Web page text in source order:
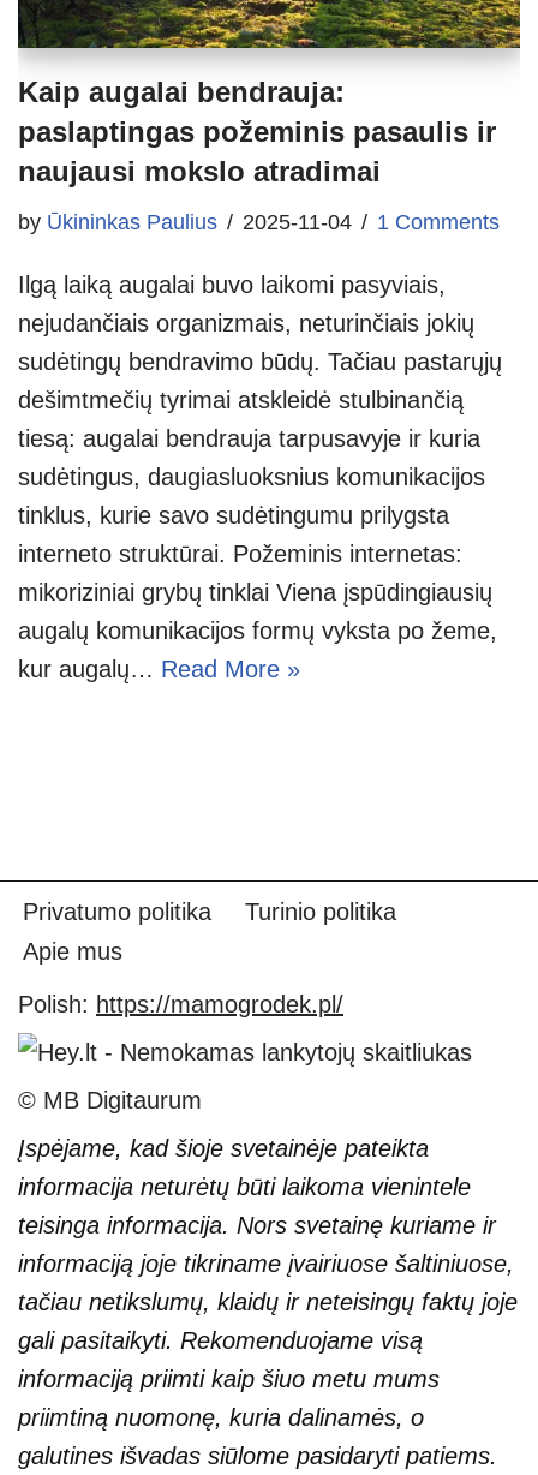
Kaip augalai bendrauja:
paslaptingas požeminis pasaulis ir
naujausi mokslo atradimai
by Ūkininkas Paulius 2025-11-04 1 Comments
Ilgą laiką augalai buvo laikomi pasyviais,
nejudančiais organizmais, neturinčiais jokių
sudėtingų bendravimo būdų. Tačiau pastarųjų
dešimtmečių tyrimai atskleidė stulbinančią
tiesą: augalai bendrauja tarpusavyje ir kuria
sudėtingus, daugiasluoksnius komunikacijos
tinklus, kurie savo sudėtingumu prilygsta
interneto struktūrai. Požeminis internetas:
mikoriziniai grybų tinklai Viena įspūdingiausių
augalų komunikacijos formų vyksta po žeme,
kur augalų… Read More »
Privatumo politika
Turinio politika
Apie mus
Polish: https://mamogrodek.pl/
© MB Digitaurum
Įspėjame, kad šioje svetainėje pateikta
informacija neturėtų būti laikoma vienintele
teisinga informacija. Nors svetainę kuriame ir
informaciją joje tikriname įvairiuose šaltiniuose,
tačiau netikslumų, klaidų ir neteisingų faktų joje
gali pasitaikyti. Rekomenduojame visą
informaciją priimti kaip šiuo metu mums
priimtiną nuomonę, kuria dalinamės, o
galutines išvadas siūlome pasidaryti patiems.